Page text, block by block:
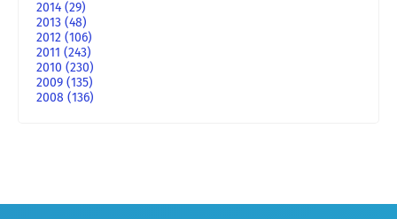
2014 (29)
2013 (48)
2012 (106)
2011 (243)
2010 (230)
2009 (135)
2008 (136)